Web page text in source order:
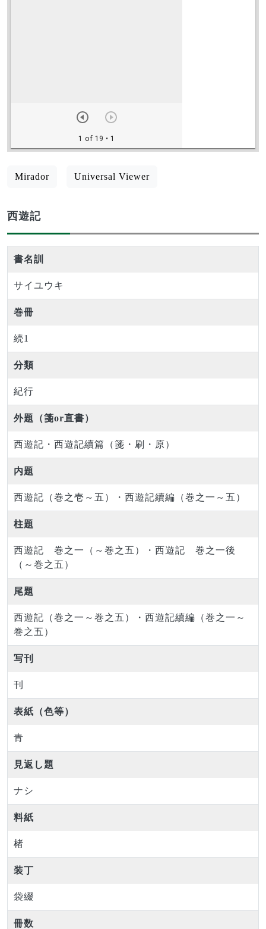
Mirador Universal Viewer
西遊記
書名訓
サイユウキ
巻冊
続1
分類
紀行
外題（箋or直書）
西遊記・西遊記續篇（箋・刷・原）
内題
西遊記（巻之壱～五）・西遊記續編（巻之一～五）
柱題
西遊記 巻之一（～巻之五）・西遊記 巻之一後
（～巻之五）
尾題
西遊記（巻之一～巻之五）・西遊記續編（巻之一～
巻之五）
写刊
刊
表紙（色等）
青
見返し題
ナシ
料紙
楮
装丁
袋綴
冊数